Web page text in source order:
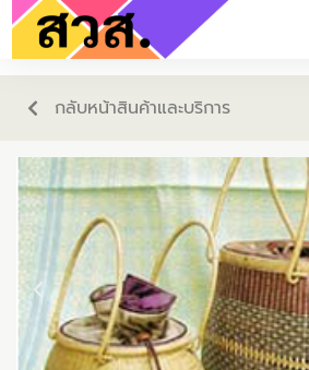
กลับหน้าสินค้าและบริการ